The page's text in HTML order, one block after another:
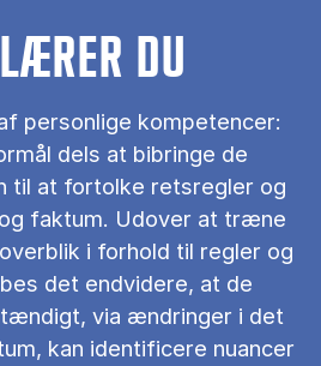
DU
personlige kompetencer:
dels at bibringe de
til at fortolke retsregler og
faktum. Udover at træne
i forhold til regler og
det endvidere, at de
via ændringer i det
kan identificere nuancer